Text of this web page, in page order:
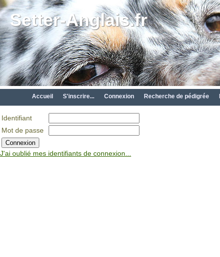
Setter-Anglais.fr
Accueil S'inscrire... Connexion Recherche de pédigrée
Identifiant
Mot de passe
J'ai oublié mes identifiants de connexion...